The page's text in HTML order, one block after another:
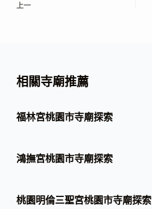
上一
相關寺廟推薦
福林宮桃園市寺廟探索
鴻撫宮桃園市寺廟探索
桃園明倫三聖宮桃園市寺廟探索